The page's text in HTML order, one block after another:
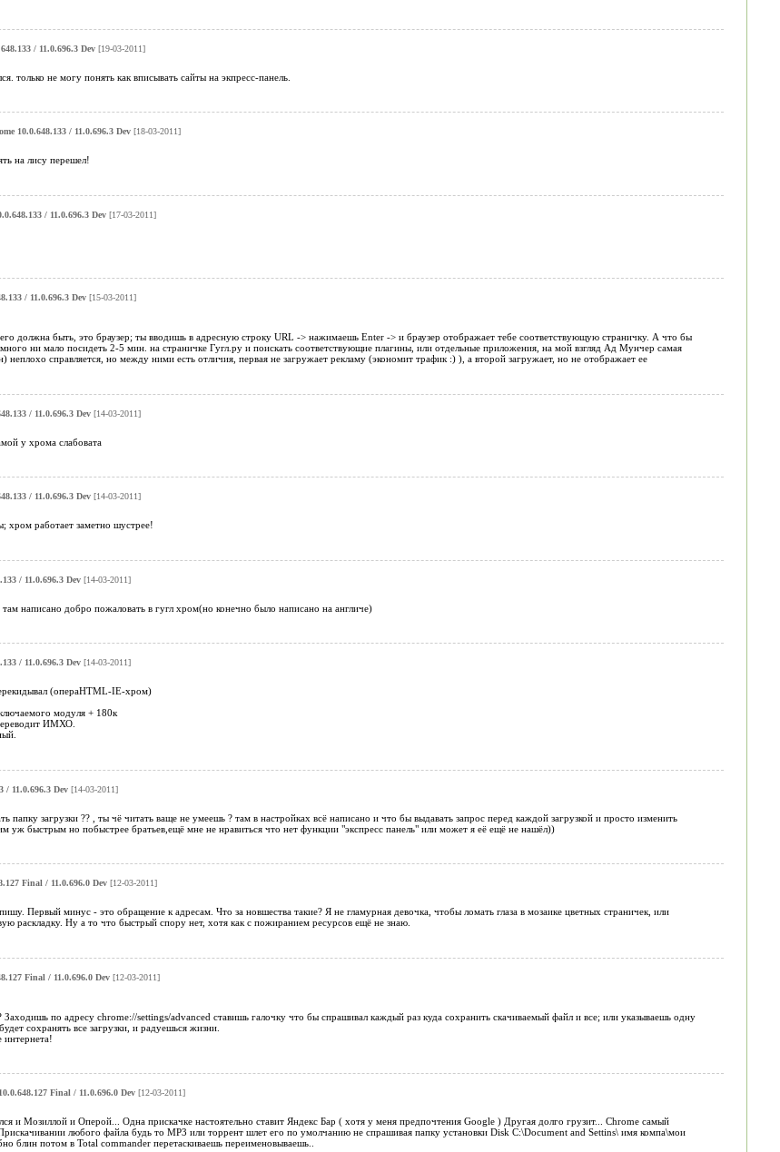
/ 11.0.696.3 Dev[19-03-2011]
только не могу понять как вписывать сайты на экпресс-панель.
10.0.648.133 / 11.0.696.3 Dev[18-03-2011]
на лису перешел!
/ 11.0.696.3 Dev[17-03-2011]
/ 11.0.696.3 Dev[15-03-2011]
должна быть, это браузер; ты вводишь в адресную строку URL -> нажимаешь Enter -> и браузер отображает тебе соответствующую страничку. А что бы
ни мало посидеть 2-5 мин. на страничке Гугл.ру и поискать соответствующие плагины, или отдельные приложения, на мой взгляд Ад Мунчер самая
неплохо справляется, но между ними есть отличия, первая не загружает рекламу (экономит трафик :) ), а второй загружает, но не отображает ее
/ 11.0.696.3 Dev[14-03-2011]
у хрома слабовата
/ 11.0.696.3 Dev[14-03-2011]
хром работает заметно шустрее!
/ 11.0.696.3 Dev[14-03-2011]
там написано добро пожаловать в гугл хром(но конечно было написано на англиче)
/ 11.0.696.3 Dev[14-03-2011]
(операHTML-IE-хром)
модуля + 180к
ИМХО.
/ 11.0.696.3 Dev[14-03-2011]
папку загрузки ?? , ты чё читать ваще не умеешь ? там в настройках всё написано и что бы выдавать запрос перед каждой загрузкой и просто изменить
уж быстрым но побыстрее братьев,ещё мне не нравиться что нет функции "экспресс панель" или может я её ещё не нашёл))
Final / 11.0.696.0 Dev[12-03-2011]
Первый минус - это обращение к адресам. Что за новшества такие? Я не гламурная девочка, чтобы ломать глаза в мозаике цветных страничек, или
раскладку. Ну а то что быстрый спору нет, хотя как с пожиранием ресурсов ещё не знаю.
Final / 11.0.696.0 Dev[12-03-2011]
Заходишь по адресу chrome://settings/advanced ставишь галочку что бы спрашивал каждый раз куда сохранить скачиваемый файл и все; или указываешь одну
сохранять все загрузки, и радуешься жизни.
Final / 11.0.696.0 Dev[12-03-2011]
и Мозиллой и Оперой... Одна прискачке настоятельно ставит Яндекс Бар ( хотя у меня предпочтения Google ) Другая долго грузит... Chrome самый
любого файла будь то МР3 или торрент шлет его по умолчанию не спрашивая папку установки Disk C:\Document and Settins\ имя компа\мои
блин потом в Total commander перетаскиваешь переименовываешь..